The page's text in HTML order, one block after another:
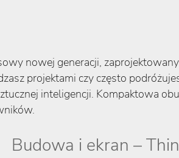
nowej generacji,
projektami czy często
inteligencji. Kompaktowa
Budowa i ekran –